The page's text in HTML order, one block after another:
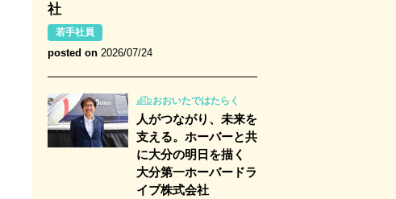
社
若手社員
posted on 2026/07/24
おおいたではたらく
人がつながり、未来を
支える。ホーバーと共
に大分の明日を描く
大分第一ホーバードラ
イブ株式会社